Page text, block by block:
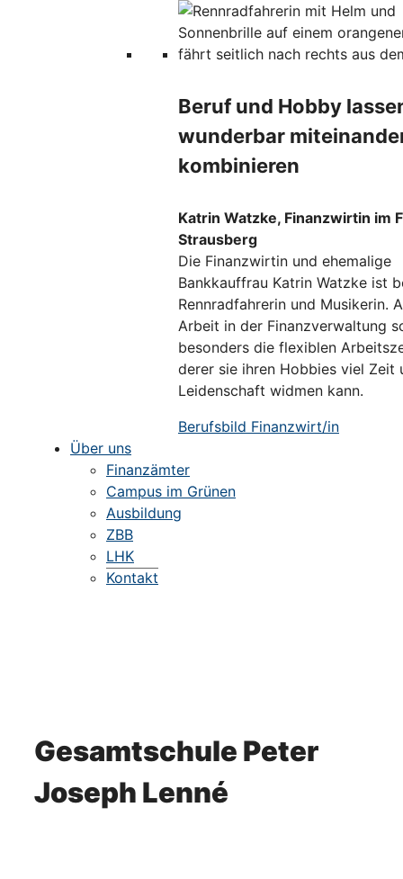
Beruf und Hobby
wunderbar
kombinieren
Katrin Watzke, Finanzwirtin im
Strausberg
Die Finanzwirtin und ehemalige
Bankkauffrau Katrin Watzke ist
Rennradfahrerin und Musikerin.
Arbeit in der Finanzverwaltung
besonders die flexiblen
derer sie ihren Hobbies viel Zeit
Leidenschaft widmen kann.
Berufsbild Finanzwirt/in
Über uns
Finanzämter
Campus im Grünen
Ausbildung
ZBB
LHK
Kontakt
Gesamtschule Peter
Joseph Lenné